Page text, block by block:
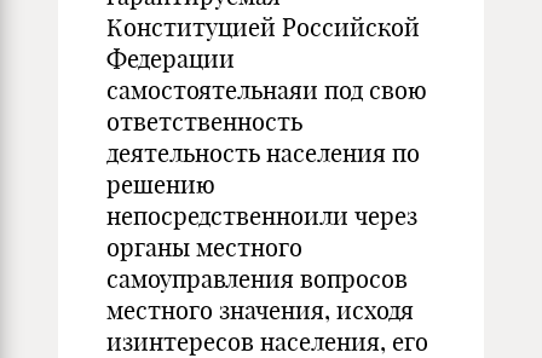
Конституцией Российской
Федерации
самостоятельнаяи под свою
ответственность
деятельность населения по
решению
непосредственноили через
органы местного
самоуправления вопросов
местного значения, исходя
изинтересов населения, его